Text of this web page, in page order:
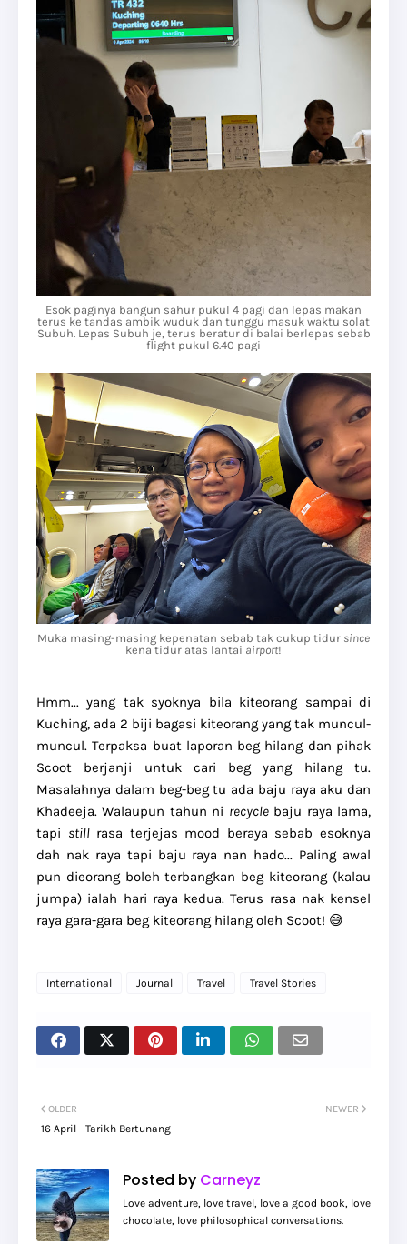
Esok paginya bangun sahur pukul 4 pagi dan lepas makan
terus ke tandas ambik wuduk dan tunggu masuk waktu solat
Subuh. Lepas Subuh je, terus beratur di balai berlepas sebab
flight pukul 6.40 pagi
Muka masing-masing kepenatan sebab tak cukup tidur since
kena tidur atas lantai airport!
Hmm... yang tak syoknya bila kiteorang sampai di
Kuching, ada 2 biji bagasi kiteorang yang tak muncul-
muncul. Terpaksa buat laporan beg hilang dan pihak
Scoot berjanji untuk cari beg yang hilang tu.
Masalahnya dalam beg-beg tu ada baju raya aku dan
Khadeeja. Walaupun tahun ni recyclebaju raya lama,
tapi stillrasa terjejas mood beraya sebab esoknya
dah nak raya tapi baju raya nan hado... Paling awal
pun dieorang boleh terbangkan beg kiteorang (kalau
jumpa) ialah hari raya kedua. Terus rasa nak kensel
raya gara-gara beg kiteorang hilang oleh Scoot! 😅
International Journal Travel Travel Stories
NEWER
OLDER
16 April - Tarikh Bertunang
Posted by Carneyz
Love adventure, love travel, love a good book, love
chocolate, love philosophical conversations.